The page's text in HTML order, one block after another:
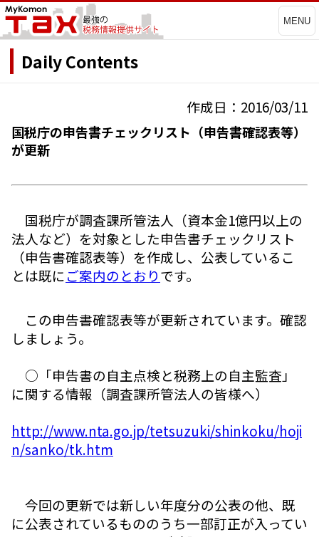
MENU
Daily Contents
作成日：2016/03/11
国税庁の申告書チェックリスト（申告書確認表等）
が更新
国税庁が調査課所管法人（資本金1億円以上の
法人など）を対象とした申告書チェックリスト
（申告書確認表等）を作成し、公表しているこ
とは既にご案内のとおりです。
この申告書確認表等が更新されています。確認
しましょう。
○「申告書の自主点検と税務上の自主監査」
に関する情報（調査課所管法人の皆様へ）
http://www.nta.go.jp/tetsuzuki/shinkoku/hoji
n/sanko/tk.htm
今回の更新では新しい年度分の公表の他、既
に公表されているもののうち一部訂正が入ってい